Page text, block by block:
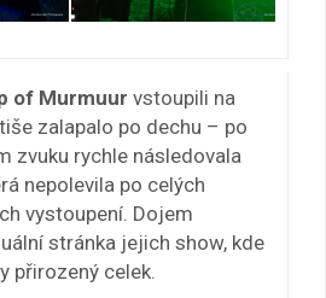
of Murmuur vstoupili na
zalapalo po dechu – po
zvuku rychle následovala
nepolevila po celých
vystoupení. Dojem
stránka jejich show, kde
přirozený celek.